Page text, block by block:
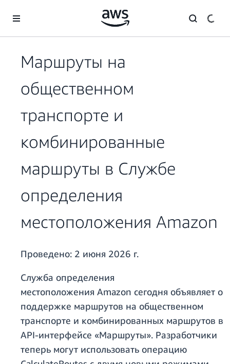
Перейти к главному контенту
Маршруты на
общественном
транспорте и
комбинированные
маршруты в Службе
определения
местоположения Amazon
Проведено: 2 июня 2026 г.
Служба определения
местоположения Amazon сегодня объявляет о
поддержке маршрутов на общественном
транспорте и комбинированных маршрутов в
API-интерфейсе «Маршруты». Разработчики
теперь могут использовать операцию